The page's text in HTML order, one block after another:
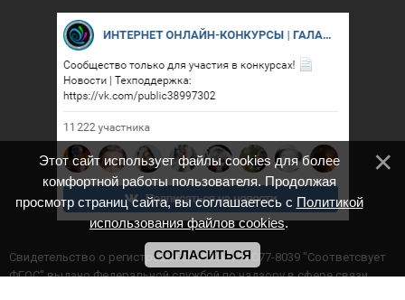
Cвидетельство о регистрации СМИ ИА № ФС77-8039 "Соответсвует
ФГОС" выдано Федеральной службой по надзору в сфере связи,
Этот сайт использует файлы cookies для более
комфортной работы пользователя. Продолжая
просмотр страниц сайта, вы соглашаетесь с Политикой
использования файлов cookies.
СОГЛАСИТЬСЯ